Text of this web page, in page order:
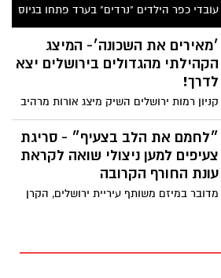
עובדי כפר הילדים "נרדים" בערד פתחו בגיוס
המונים לשיפוץ בתי הילדים בכפר. אחרי
שעדיין זקוקים לשיפוץ. מתי בפעם האחרונה
עשיתם משהו בשביל מישהו? זאת ההזדמנות
שלכם לתת לילדים שכל כך זקוקים לכך
׳מאירים את השכונה׳- המיצג
הקהילתי מהגדולים בירושלים יצא
לדרך!
קניון רמות ירושלים השיק מיצג אורות מרהיב
וייחודי שנבנה ועוצב על ידי כ-2000 מתושבי
שכונות צפון העיר. המיצג המרשים כולל
כ-1000 מנורות מעוצבות הפרוסות על פני
כ-500 מ"ר
״לחמם את הלב בצעיף״ - סריגת
צעיפים למען ניצולי שואה לקראת
עונת החורף הקרובה
מדובר במיזם משותף עיריית ירושלים, הקרן